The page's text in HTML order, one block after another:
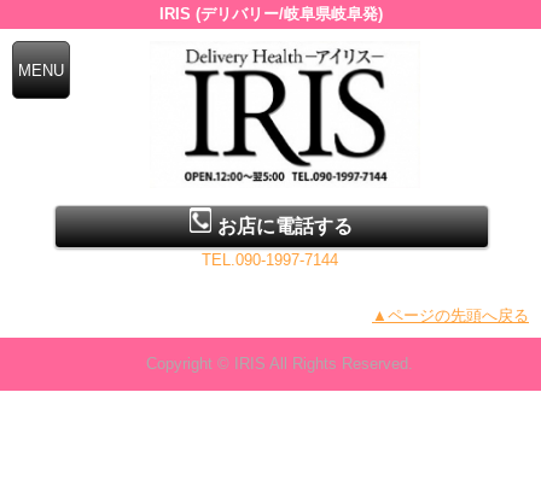
IRIS (デリバリー/岐阜県岐阜発)
お店に電話する
TEL.090-1997-7144
▲ページの先頭へ戻る
Copyright © IRIS All Rights Reserved.